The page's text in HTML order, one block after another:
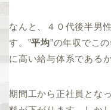
なんと、４０代後半男
す。”平均”の年収でこ
に高い給与体系である
期間工から正社員とな